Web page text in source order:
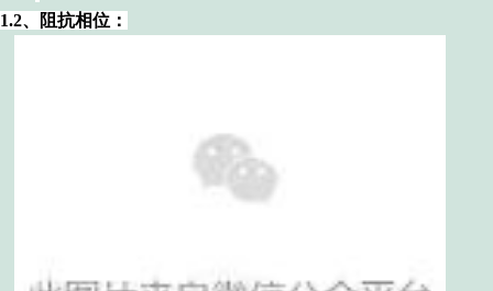
1.2、阻抗相位：